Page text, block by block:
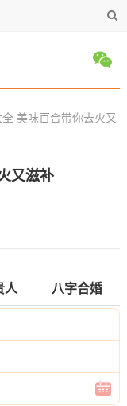
美味百合带你去火又
又滋补
人 八字合婚